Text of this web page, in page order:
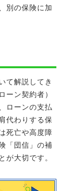
別の保険に加
て解説してき
ーン契約者）
ローンの支払
代わりする保
死亡や高度障
「団信」の補
が大切です。